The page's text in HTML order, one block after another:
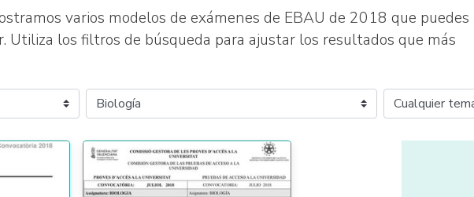
varios modelos de exámenes de EBAU de 2018 que puedes
Utiliza los filtros de búsqueda para ajustar los resultados que más